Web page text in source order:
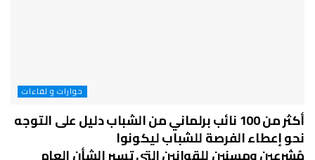
حوارات و لقاءات
أكثر من 100 نائب برلماني من الشباب دليل على التوجه
نحو إعطاء الفرصة للشباب ليكونوا
مُشرعين ومسنين للقوانين التي تسير الشأن العام